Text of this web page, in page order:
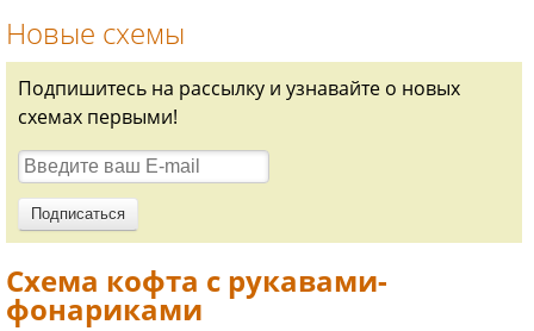
Новые схемы
Подпишитесь на рассылку и узнавайте о новых
схемах первыми!
Схема кофта с рукавами-
фонариками